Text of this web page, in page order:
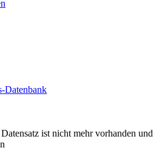
Datenbank
ist nicht mehr vorhanden und